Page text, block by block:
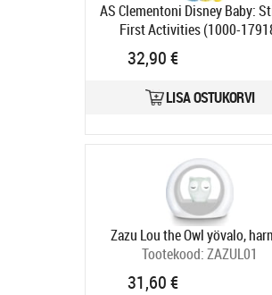
AS Clementoni Disney Baby:
First Activities (1000-
Tootekood:
Tarneaeg 6-9 tp
32,90 €
LISA OSTUKORVI
Zazu Lou the Owl yövalo,
Tootekood:ZAZUL01
31,60 €